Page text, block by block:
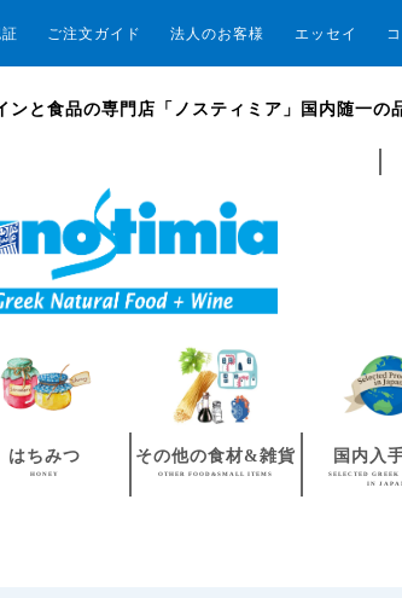
エッセイ
法人のお客様
ご注文ガイド
ンと食品の専門店「ノスティミア」国内随一
はちみつ
HONEY
その他の食材&雑貨
OTHER FOOD&SMALL ITEMS
国内入
SELECTED GREEK
IN